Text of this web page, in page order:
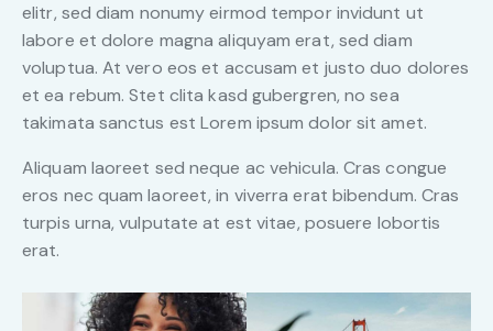
elitr, sed diam nonumy eirmod tempor invidunt ut
labore et dolore magna aliquyam erat, sed diam
voluptua. At vero eos et accusam et justo duo dolores
et ea rebum. Stet clita kasd gubergren, no sea
takimata sanctus est Lorem ipsum dolor sit amet.
Aliquam laoreet sed neque ac vehicula. Cras congue
eros nec quam laoreet, in viverra erat bibendum. Cras
turpis urna, vulputate at est vitae, posuere lobortis
erat.